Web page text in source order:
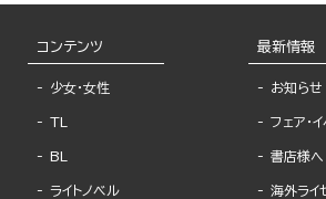
コンテンツ
少女・女性
TL
BL
ライトノベル
最新情報
お知らせ
フェア・
書店様へ
海外ライ